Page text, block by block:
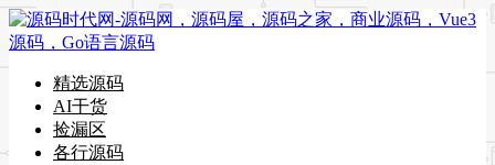
精选源码
AI干货
捡漏区
各行源码